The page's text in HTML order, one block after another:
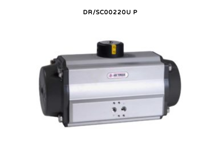
DR/SC00220U P